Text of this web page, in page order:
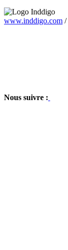
www.inddigo.com /
Nous suivre :